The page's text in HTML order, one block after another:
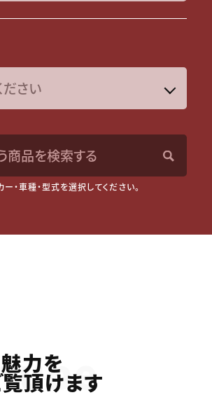
商品を検索する
・車種・型式を選択してください。
力を
頂けます